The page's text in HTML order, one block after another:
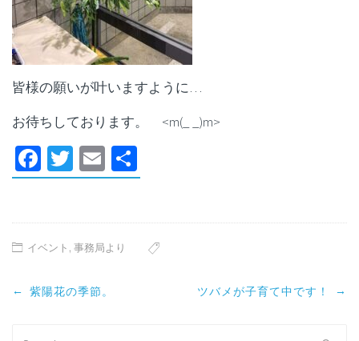
皆様の願いが叶いますように…
お待ちしております。 <m(_ _)m>
Facebook
Twitter
Email
有
イベント , 事務局より
Post
← 紫陽花の季節。 ツバメが子育て中です！ →